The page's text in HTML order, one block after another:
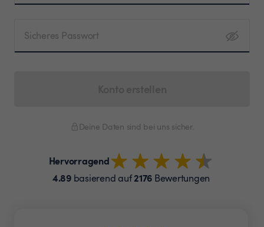
Sicheres Passwort
Deine Daten sind bei uns sicher.
Hervorragend
4.89basierend auf2176 Bewertungen